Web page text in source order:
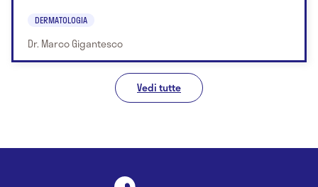
DERMATOLOGIA
Dr. Marco Gigantesco
Vedi tutte